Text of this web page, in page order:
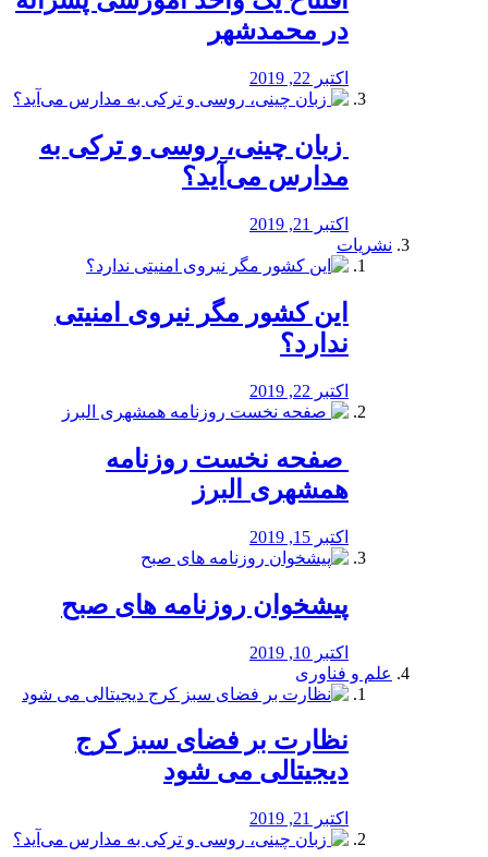
در محمدشهر
اکتبر 22, 2019
️ زبان چینی، روسی و ترکی به
مدارس می‌آید؟
اکتبر 21, 2019
نشریات
این کشور مگر نیروی امنیتی
ندارد؟
اکتبر 22, 2019
️ صفحه نخست روزنامه‌
همشهری البرز
اکتبر 15, 2019
پیشخوان روزنامه های صبح
اکتبر 10, 2019
علم و فناوری
نظارت بر فضای سبز کرج
دیجیتالی می شود
اکتبر 21, 2019